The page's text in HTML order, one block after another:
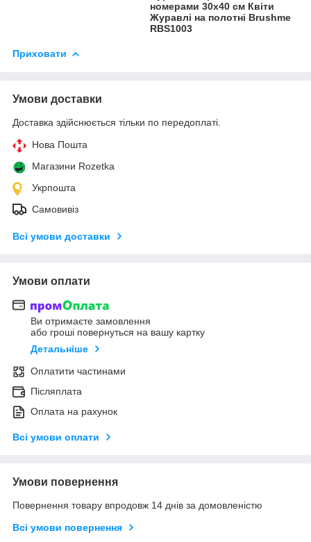
номерами 30х40 см Квіти
Журавлі на полотні Brushme
RBS1003
Приховати
Умови доставки
Доставка здійснюється тільки по передоплаті.
Нова Пошта
Магазини Rozetka
Укрпошта
Самовивіз
Всі умови доставки
Умови оплати
Ви отримаєте замовлення
або гроші повернуться на вашу картку
Детальніше
Оплатити частинами
Післяплата
Оплата на рахунок
Всі умови оплати
Умови повернення
Повернення товару впродовж 14 днів за домовленістю
Всі умови повернення